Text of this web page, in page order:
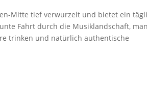
Mitte tief verwurzelt und bietet ein
Fahrt durch die Musiklandschaft, man
trinken und natürlich authentische